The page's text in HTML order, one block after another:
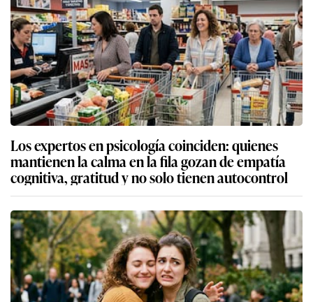
Los expertos en psicología coinciden: quienes
mantienen la calma en la fila gozan de empatía
cognitiva, gratitud y no solo tienen autocontrol